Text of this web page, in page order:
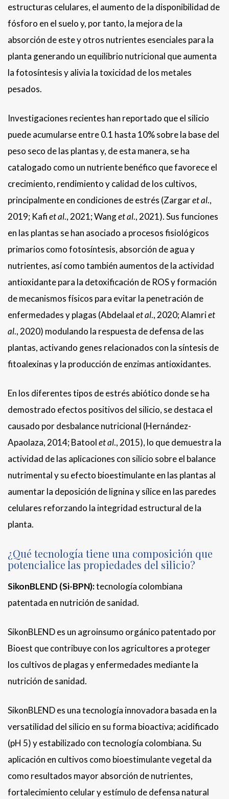
estructuras celulares, el aumento de la disponibilidad de
fósforo en el suelo y, por tanto, la mejora de la
absorción de este y otros nutrientes esenciales para la
planta generando un equilibrio nutricional que aumenta
la fotosíntesis y alivia la toxicidad de los metales
pesados.
Investigaciones recientes han reportado que el silicio
puede acumularse entre 0.1 hasta 10% sobre la base del
peso seco de las plantas y, de esta manera, se ha
catalogado como un nutriente benéfico que favorece el
crecimiento, rendimiento y calidad de los cultivos,
principalmente en condiciones de estrés (Zargaret al.,
2019; Kafiet al., 2021; Wanget al., 2021). Sus funciones
en las plantas se han asociado a procesos fisiológicos
primarios como fotosíntesis, absorción de agua y
nutrientes, así como también aumentos de la actividad
antioxidante para la detoxificación de ROS y formación
de mecanismos físicos para evitar la penetración de
enfermedades y plagas (Abdelaalet al., 2020; Alamriet
al., 2020) modulando la respuesta de defensa de las
plantas, activando genes relacionados con la síntesis de
fitoalexinas y la producción de enzimas antioxidantes.
En los diferentes tipos de estrés abiótico donde se ha
demostrado efectos positivos del silicio, se destaca el
causado por desbalance nutricional (Hernández-
Apaolaza, 2014; Batoolet al., 2015), lo que demuestra la
actividad de las aplicaciones con silicio sobre el balance
nutrimental y su efecto bioestimulante en las plantas al
aumentar la deposición de lignina y sílice en las paredes
celulares reforzando la integridad estructural de la
planta.
¿Qué tecnología tiene una composición que
potencialice las propiedades del silicio?
SikonBLEND (Si-BPN):tecnología colombiana
patentada en nutrición de sanidad.
SikonBLEND es un agroinsumo orgánico patentado por
Bioest que contribuye con los agricultores a proteger
los cultivos de plagas y enfermedades mediante la
nutrición de sanidad.
SikonBLEND es una tecnología innovadora basada en la
versatilidad del silicio en su forma bioactiva; acidificado
(pH 5) y estabilizado con tecnología colombiana. Su
aplicación en cultivos como bioestimulante vegetal da
como resultados mayor absorción de nutrientes,
fortalecimiento celular y estímulo de defensa natural